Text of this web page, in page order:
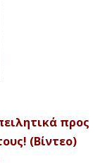
προς
(Βίντεο)